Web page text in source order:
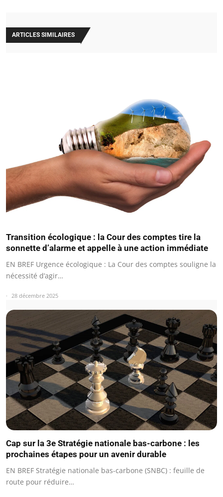
ARTICLES SIMILAIRES
Transition écologique : la Cour des comptes tire la
sonnette d’alarme et appelle à une action immédiate
EN BREF Urgence écologique : La Cour des comptes souligne la
nécessité d’agir…
28 décembre 2025
Cap sur la 3e Stratégie nationale bas-carbone : les
prochaines étapes pour un avenir durable
EN BREF Stratégie nationale bas-carbone (SNBC) : feuille de
route pour réduire…